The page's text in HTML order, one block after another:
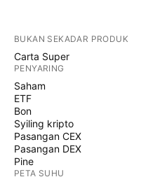
BUKAN SEKADAR PRODUK
Carta Super
PENYARING
Saham
ETF
Bon
Syiling kripto
Pasangan CEX
Pasangan DEX
Pine
PETA SUHU